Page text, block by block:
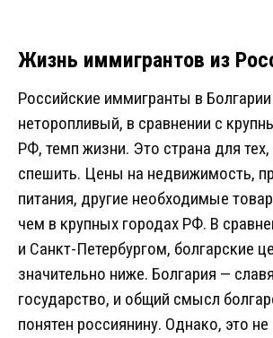
Жизнь иммигрантов из
Российские иммигранты в
неторопливый, в сравнении с
РФ, темп жизни. Это страна для
спешить. Цены на недвижимость,
питания, другие необходимые
чем в крупных городах РФ. В
и Санкт-Петербургом, болгарские
значительно ниже. Болгария —
государство, и общий смысл
понятен россиянину. Однако, это не